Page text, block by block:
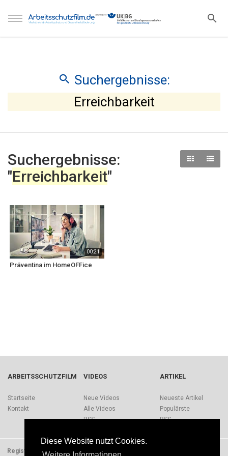
Diese Website nutzt Cookies.
Suchergebnisse:
Erreichbarkeit
Suchergebnisse:
"Erreichbarkeit"
00:21
Präventina im HomeOFFice
ARBEITSSCHUTZFILM
Startseite
Kontakt
VIDEOS
Neue Videos
Alle Videos
RSS
ARTIKEL
Neueste Artikel
Populärste
RSS
Registrieren Impressum Quellen